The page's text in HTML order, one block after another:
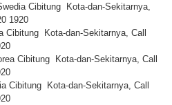
Cibitung Kota-dan-Sekitarnya,
1920
Cibitung Kota-dan-Sekitarnya, Call
Cibitung Kota-dan-Sekitarnya, Call
Cibitung Kota-dan-Sekitarnya, Call